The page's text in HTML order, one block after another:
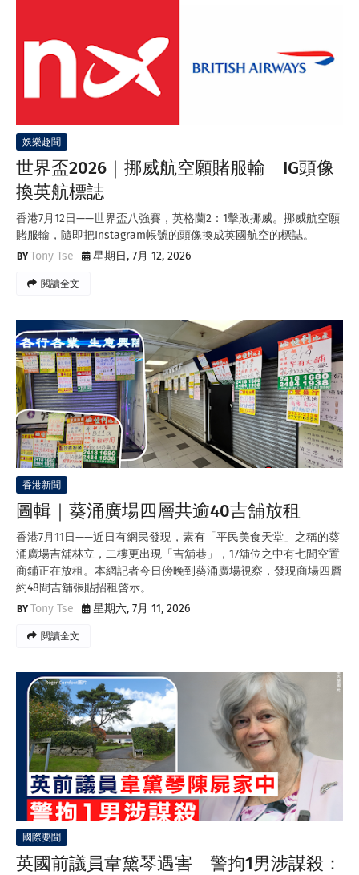
娛樂趣聞
世界盃2026｜挪威航空願賭服輸 IG頭像
換英航標誌
香港7月12日——世界盃八強賽，英格蘭2：1擊敗挪威。挪威航空願
賭服輸，隨即把Instagram帳號的頭像換成英國航空的標誌。
Tony Tse
星期日, 7月 12, 2026
閲讀全文
香港新聞
圖輯｜葵涌廣場四層共逾40吉舖放租
香港7月11日——近日有網民發現，素有「平民美食天堂」之稱的葵
涌廣場吉舖林立，二樓更出現「吉舖巷」，17舖位之中有七間空置
商鋪正在放租。本網記者今日傍晚到葵涌廣場視察，發現商場四層
約48間吉舖張貼招租啓示。
Tony Tse
星期六, 7月 11, 2026
閲讀全文
國際要聞
英國前議員韋黛琴遇害 警拘1男涉謀殺：